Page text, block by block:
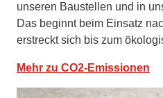
unseren Baustellen und in
Das beginnt beim Einsatz
erstreckt sich bis zum
Mehr zu CO2-Emissionen